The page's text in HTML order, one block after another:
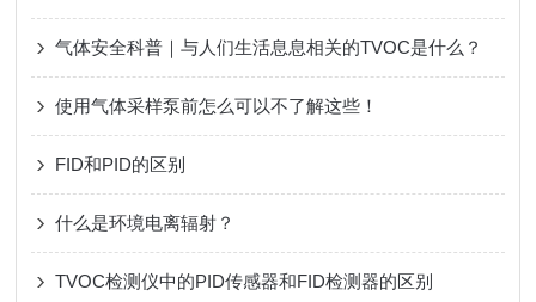
气体安全科普｜与人们生活息息相关的TVOC是什么？
使用气体采样泵前怎么可以不了解这些！
FID和PID的区别
什么是环境电离辐射？
TVOC检测仪中的PID传感器和FID检测器的区别